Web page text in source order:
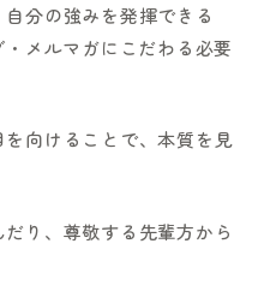
分の強みを発揮できる
メルマガにこだわる必要
向けることで、本質を見
り、尊敬する先輩方から